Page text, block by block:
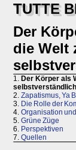
TUTTE
Der
die Welt
1. Der Körper als
2. Zapatismus, Ya
3. Die Rolle der
4. Organisation
5. Grüne Züge
6. Perspektiven
7. Quellen